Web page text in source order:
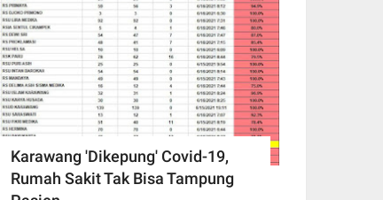
Karawang 'Dikepung' Covid-19,
Rumah Sakit Tak Bisa Tampung